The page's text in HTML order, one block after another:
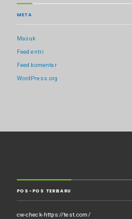
META
Masuk
Feed entri
Feed komentar
WordPress.org
POS-POS TERBARU
cw-check-https://test.com/